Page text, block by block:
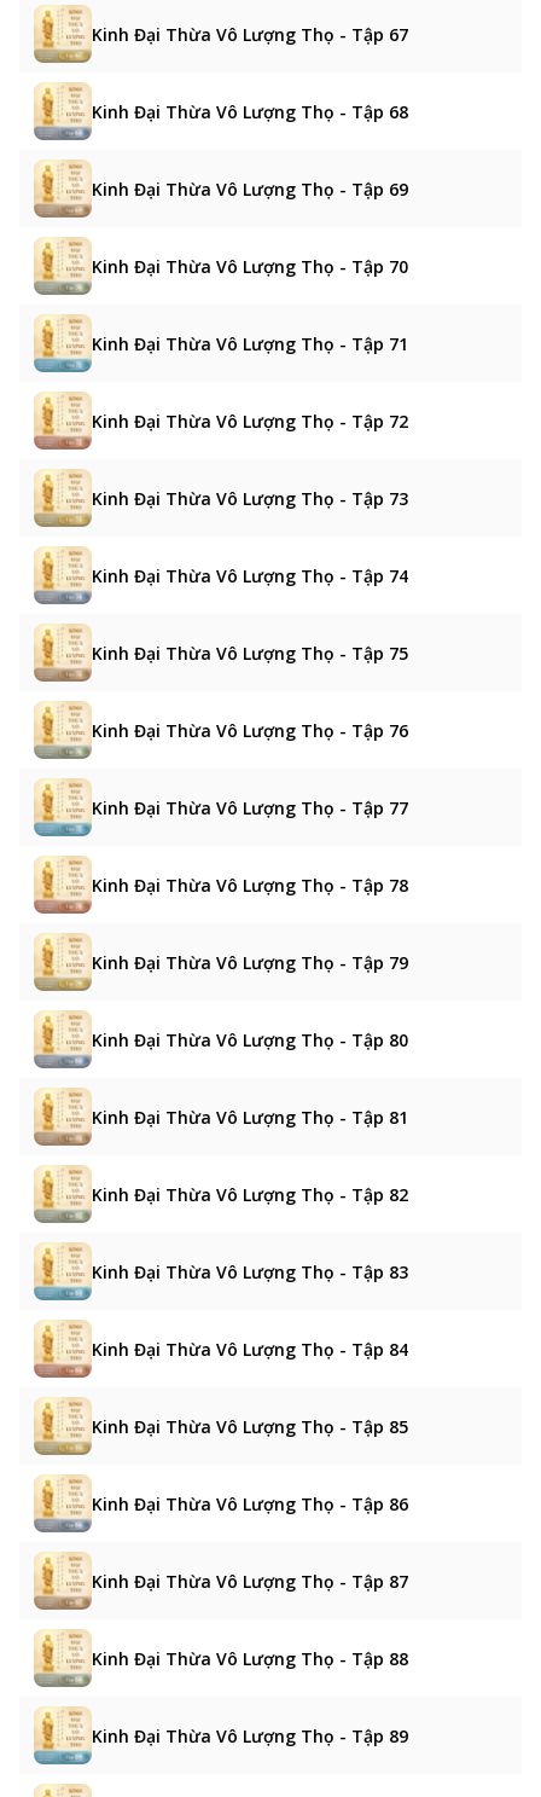
Kinh Đại Thừa Vô Lượng Thọ - Tập 67
Kinh Đại Thừa Vô Lượng Thọ - Tập 68
Kinh Đại Thừa Vô Lượng Thọ - Tập 69
Kinh Đại Thừa Vô Lượng Thọ - Tập 70
Kinh Đại Thừa Vô Lượng Thọ - Tập 71
Kinh Đại Thừa Vô Lượng Thọ - Tập 72
Kinh Đại Thừa Vô Lượng Thọ - Tập 73
Kinh Đại Thừa Vô Lượng Thọ - Tập 74
Kinh Đại Thừa Vô Lượng Thọ - Tập 75
Kinh Đại Thừa Vô Lượng Thọ - Tập 76
Kinh Đại Thừa Vô Lượng Thọ - Tập 77
Kinh Đại Thừa Vô Lượng Thọ - Tập 78
Kinh Đại Thừa Vô Lượng Thọ - Tập 79
Kinh Đại Thừa Vô Lượng Thọ - Tập 80
Kinh Đại Thừa Vô Lượng Thọ - Tập 81
Kinh Đại Thừa Vô Lượng Thọ - Tập 82
Kinh Đại Thừa Vô Lượng Thọ - Tập 83
Kinh Đại Thừa Vô Lượng Thọ - Tập 84
Kinh Đại Thừa Vô Lượng Thọ - Tập 85
Kinh Đại Thừa Vô Lượng Thọ - Tập 86
Kinh Đại Thừa Vô Lượng Thọ - Tập 87
Kinh Đại Thừa Vô Lượng Thọ - Tập 88
Kinh Đại Thừa Vô Lượng Thọ - Tập 89